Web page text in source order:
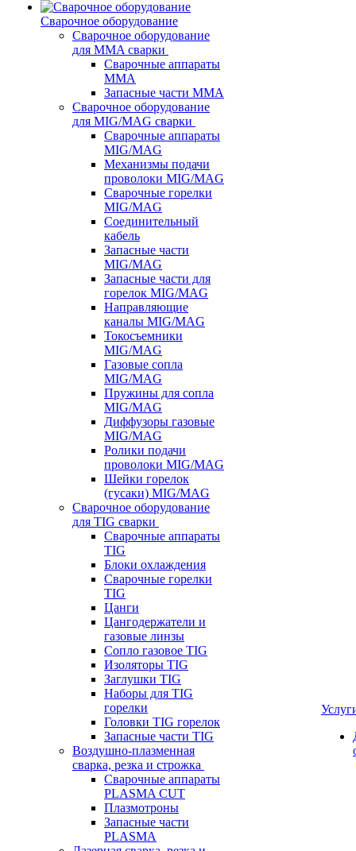
Сварочное оборудование
Сварочное оборудование
для MMA сварки
Сварочные аппараты
MMA
Запасные части MMA
Сварочное оборудование
для MIG/MAG сварки
Сварочные аппараты
MIG/MAG
Механизмы подачи
проволоки MIG/MAG
Сварочные горелки
MIG/MAG
Соединительный
кабель
Запасные части
MIG/MAG
Запасные части для
горелок MIG/MAG
Направляющие
каналы MIG/MAG
Токосъемники
MIG/MAG
Газовые сопла
MIG/MAG
Пружины для сопла
MIG/MAG
Диффузоры газовые
MIG/MAG
Ролики подачи
проволоки MIG/MAG
Шейки горелок
(гусаки) MIG/MAG
Сварочное оборудование
для TIG сварки
Сварочные аппараты
TIG
Блоки охлаждения
Сварочные горелки
TIG
Цанги
Цангодержатели и
газовые линзы
Сопло газовое TIG
Изоляторы TIG
Заглушки TIG
Наборы для TIG
горелки
Головки TIG горелок
Запасные части TIG
Воздушно-плазменная
сварка, резка и строжка
Сварочные аппараты
PLASMA CUT
Плазмотроны
Запасные части
PLASMA